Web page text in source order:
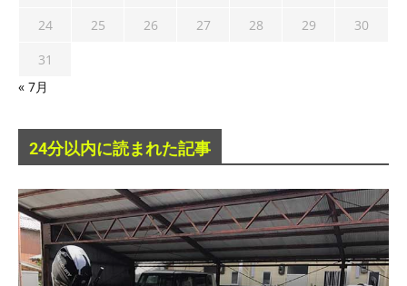
24
25 26 27 28 29
30
31
« 7月
24分以内に読まれた記事